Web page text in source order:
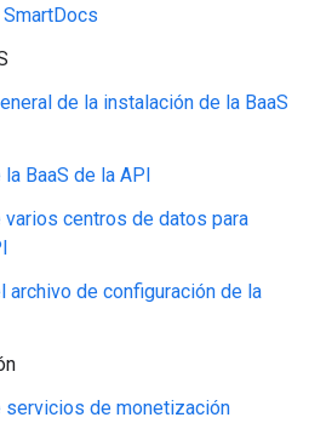
de la instalación de la BaaS
BaaS de la API
varios centros de datos para
archivo de configuración de la
servicios de monetización